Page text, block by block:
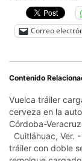
Correo
Contenido
Vuelca tráiler
cerveza en la
Córdoba-Veracruz
Cuitláhuac, Ver. -
tráiler con doble